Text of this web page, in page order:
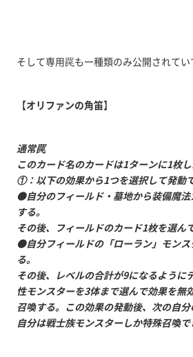
そして専用罠も一種類のみ公開されてい
【オリファンの角笛】
通常罠
このカード名のカードは1ターンに1枚し
①：以下の効果から1つを選択して発動
●自分のフィールド・墓地から装備魔
する。
その後、フィールドのカード1枚を選ん
●自分フィールドの「ローラン」モン
る。
その後、レベルの合計が9になるように
性モンスターを3体まで選んで効果を無
召喚する。この効果の発動後、次の自
自分は戦士族モンスターしか特殊召喚で